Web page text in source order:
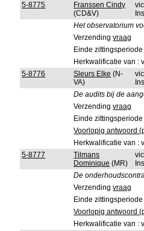
5-8775
Franssen Cindy
(CD&V)
Het observatorium
Verzendingvraag
Einde zittingsperiode
Herkwalificatie van :
5-8776
Sleurs Elke (N-
VA)
De audits bij de
Verzendingvraag
Einde zittingsperiode
Voorlopig antwoord
Herkwalificatie van :
5-8777
Tilmans
Dominique (MR)
De
Verzendingvraag
Einde zittingsperiode
Voorlopig antwoord
Herkwalificatie van :